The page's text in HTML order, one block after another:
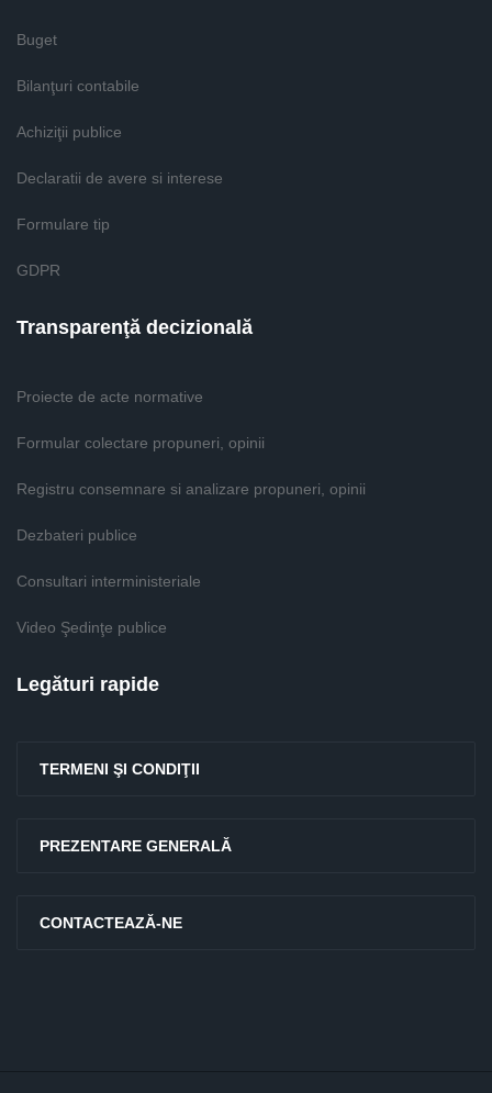
Buget
Bilanţuri contabile
Achiziţii publice
Declaratii de avere si interese
Formulare tip
GDPR
Transparenţă decizională
Proiecte de acte normative
Formular colectare propuneri, opinii
Registru consemnare si analizare propuneri, opinii
Dezbateri publice
Consultari interministeriale
Video Şedinţe publice
Legături rapide
TERMENI ŞI CONDIŢII
PREZENTARE GENERALĂ
CONTACTEAZĂ-NE